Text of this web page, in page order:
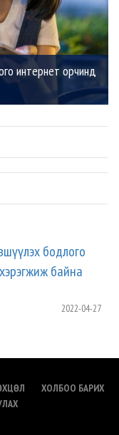
интернет орчинд
бодлого
байна
2022-04-27
ХОЛБОО БАРИХ